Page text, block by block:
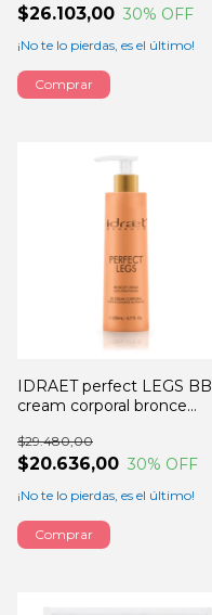
$26.103,00 30% OFF
¡No te lo pierdas, es el último!
Comprar
IDRAET perfect LEGS BB
cream corporal bronce
$20.636,00
$29.480,00
30% OFF
¡No te lo pierdas, es el último!